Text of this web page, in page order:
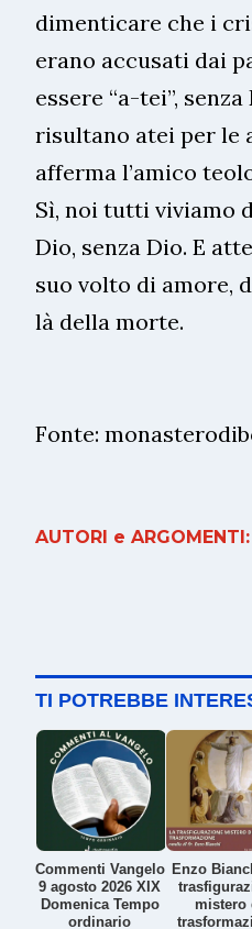
dimenticare che i
erano accusati dai
essere “a-tei”,
risultano atei per le
afferma l’amico
Sì, noi tutti viviamo
Dio, senza Dio. E
suo volto di amore,
là della morte.
Fonte:
AUTORI e ARGOMENTI:
TI POTREBBE
Commenti Vangelo
9 agosto 2026 XIX
Domenica Tempo
ordinario
Enzo
mistero